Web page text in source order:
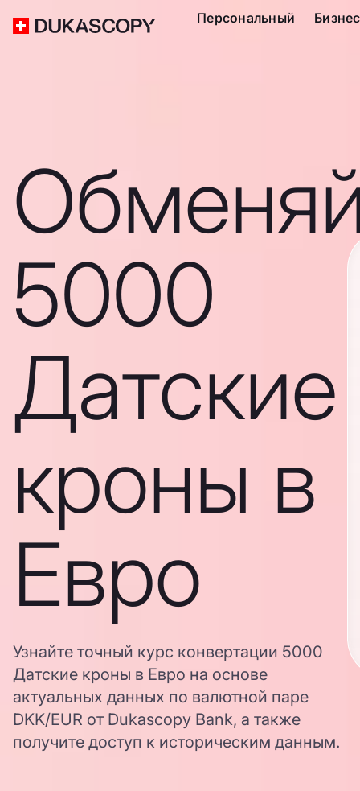
Персональный Бизнес
5000
Датские
кроны в
Евро
Узнайте точный курс конвертации 5000
Датские кроны в Евро на основе
актуальных данных по валютной паре
DKK/EUR от Dukascopy Bank, а также
получите доступ к историческим данным.